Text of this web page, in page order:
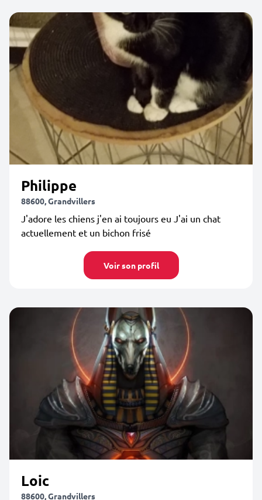
Philippe
88600, Grandvillers
J'adore les chiens j'en ai toujours eu J'ai un chat
actuellement et un bichon frisé
Voir son profil
Loic
88600, Grandvillers